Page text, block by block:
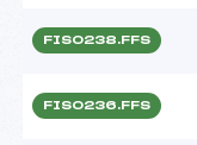
FIS0238.FFS
FIS0236.FFS